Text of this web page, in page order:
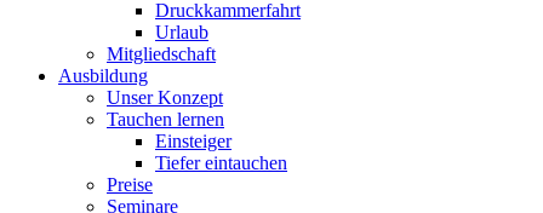
Druckkammerfahrt
Urlaub
Mitgliedschaft
Ausbildung
Unser Konzept
Tauchen lernen
Einsteiger
Tiefer eintauchen
Preise
Seminare